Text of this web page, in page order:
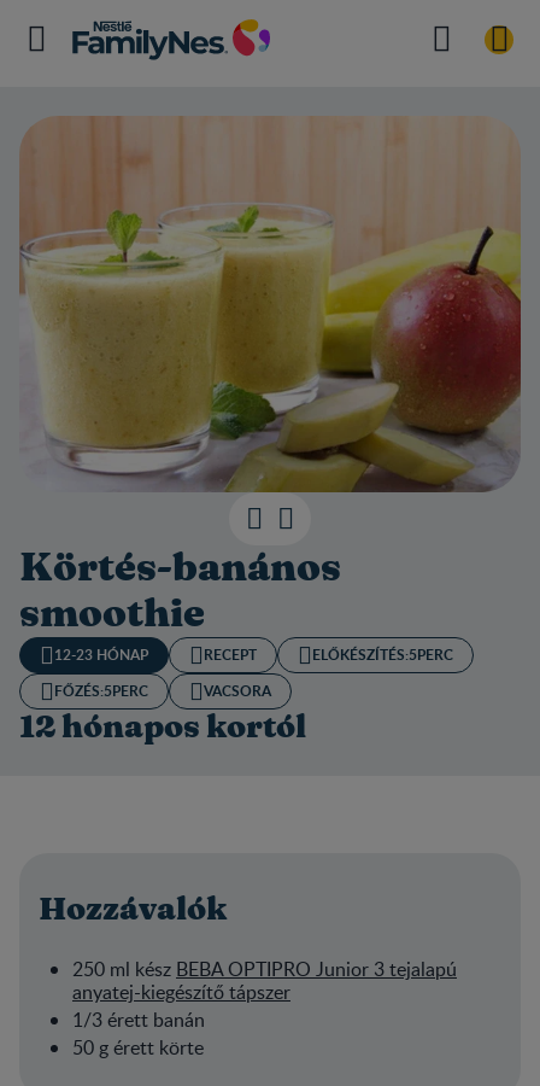
Körtés-banános
smoothie
12-23 HÓNAP RECEPT ELŐKÉSZÍTÉS:​5PERC
FŐZÉS:5PERC VACSORA
12 hónapos kortól
Hozzávalók
250 ml kész BEBA OPTIPRO Junior 3 tejalapú
anyatej-kiegészítő tápszer
1/3 érett banán
50 g érett körte